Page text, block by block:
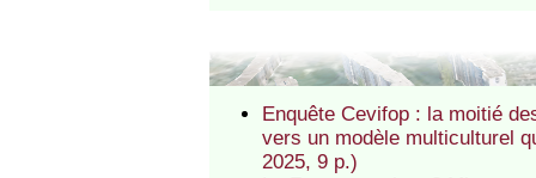
Enquête Cevifop : la moitié
vers un modèle multiculturel
2025, 9 p.)